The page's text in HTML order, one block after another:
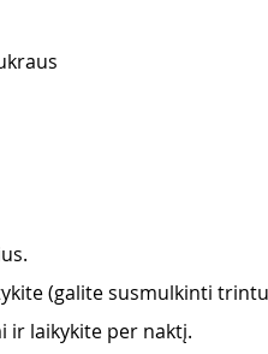
(galite susmulkinti
ir laikykite per naktį.